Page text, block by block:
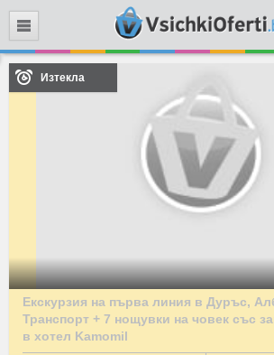
Изтекла
Екскурзия на първа линия в Дуръс,
Транспорт + 7 нощувки на човек със
в хотел Kamomil